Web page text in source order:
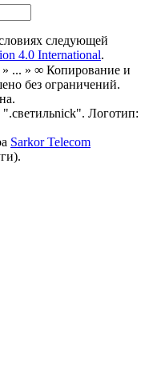
следующей
4.0 International.
» ... » ∞ Копирование и
без ограничений.
".светильnick". Логотип:
Sarkor Telecom